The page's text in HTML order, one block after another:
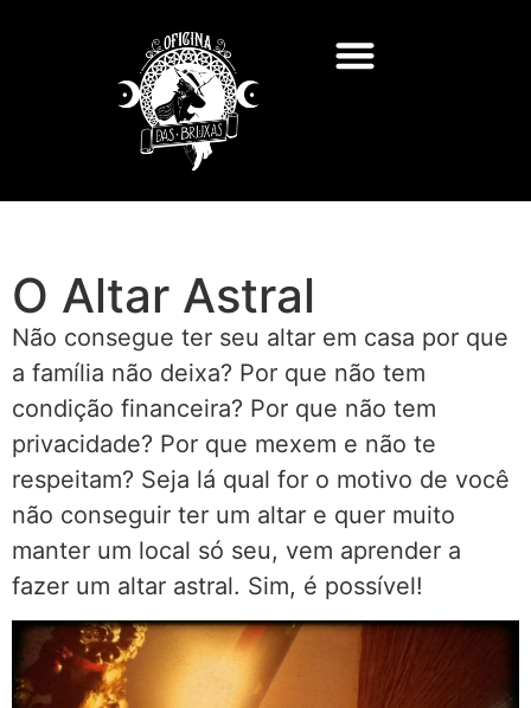
O Altar Astral
Não consegue ter seu altar em casa por que
a família não deixa? Por que não tem
condição financeira? Por que não tem
privacidade? Por que mexem e não te
respeitam? Seja lá qual for o motivo de você
não conseguir ter um altar e quer muito
manter um local só seu, vem aprender a
fazer um altar astral. Sim, é possível!